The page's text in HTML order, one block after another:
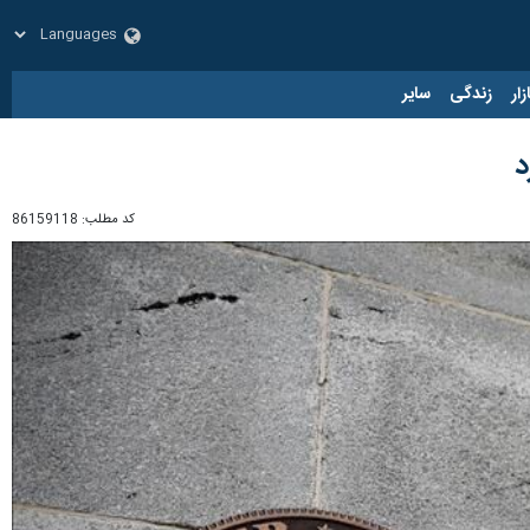
زندگی سایر
کد مطلب: 86159118